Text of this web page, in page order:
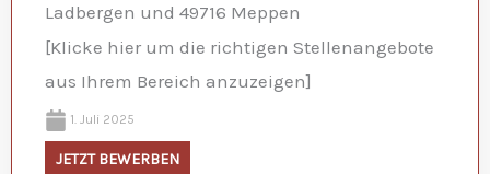
Ladbergen und 49716 Meppen
[Klicke hier um die richtigen Stellenangebote
aus Ihrem Bereich anzuzeigen]
1. Juli 2025
JETZT BEWERBEN